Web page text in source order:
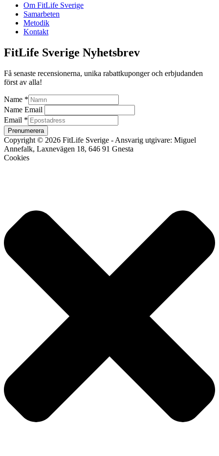
Om FitLife Sverige
Samarbeten
Metodik
Kontakt
FitLife Sverige Nyhetsbrev
Få senaste recensionerna, unika rabattkuponger och erbjudanden
först av alla!
Name *
Name Email
Email *
Prenumerera
Copyright © 2026 FitLife Sverige - Ansvarig utgivare: Miguel
Annefalk, Laxnevägen 18, 646 91 Gnesta
Cookies